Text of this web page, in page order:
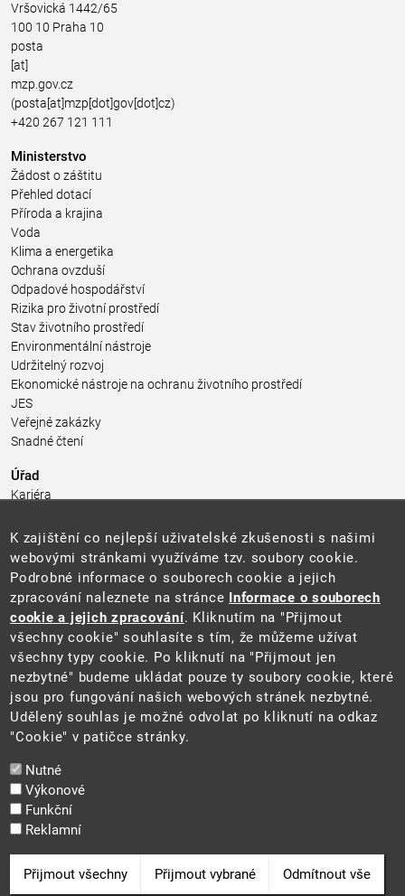
Vršovická 1442/65
100 10 Praha 10
posta
[at]
mzp.gov.cz
(posta[at]mzp[dot]gov[dot]cz)
+420 267 121 111
Ministerstvo
Žádost o záštitu
Přehled dotací
Příroda a krajina
Voda
Klima a energetika
Ochrana ovzduší
Odpadové hospodářství
Rizika pro životní prostředí
Stav životního prostředí
Environmentální nástroje
Udržitelný rozvoj
Ekonomické nástroje na ochranu životního prostředí
JES
Veřejné zakázky
Snadné čtení
Úřad
Kariéra
Pro média a veřejnost
Povinně zveřejňované informace
Kontakty
Přistupnost budovy úřadu MŽP
(PDF, 204 kB)
Web
Aktuality
Ochrana osobních údajů
Prohlášení o přístupnosti
Zásady používání cookies
Mapa webu
Cookie
K zajištění co nejlepší uživatelské zkušenosti s našimi
webovými stránkami využíváme tzv. soubory cookie.
Podrobné informace o souborech cookie a jejich
zpracování naleznete na stránce Informace o souborech
cookie a jejich zpracování. Kliknutím na "Přijmout
všechny cookie" souhlasíte s tím, že můžeme užívat
všechny typy cookie. Po kliknutí na "Přijmout jen
nezbytné" budeme ukládat pouze ty soubory cookie, které
jsou pro fungování našich webových stránek nezbytné.
Udělený souhlas je možné odvolat po kliknutí na odkaz
"Cookie" v patičce stránky.
Nutné
Výkonové
Funkční
Reklamní
Přijmout všechny Přijmout vybrané Odmítnout vše